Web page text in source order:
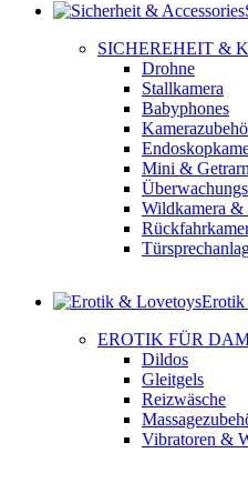
SICHEREHEIT &
Drohne
Stallkamera
Babyphones
Mini &
Wildkamera &
EROTIK FÜR
Dildos
Gleitgels
Reizwäsche
Vibratoren &